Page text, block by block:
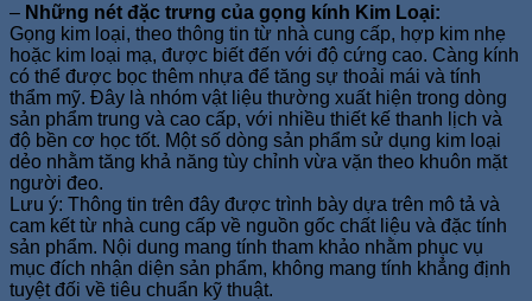
– Những nét đặc trưng của gọng kính Kim Loại:
Gọng kim loại, theo thông tin từ nhà cung cấp, hợp kim nhẹ
hoặc kim loại mạ, được biết đến với độ cứng cao. Càng kính
có thể được bọc thêm nhựa để tăng sự thoải mái và tính
thẩm mỹ. Đây là nhóm vật liệu thường xuất hiện trong dòng
sản phẩm trung và cao cấp, với nhiều thiết kế thanh lịch và
độ bền cơ học tốt. Một số dòng sản phẩm sử dụng kim loại
dẻo nhằm tăng khả năng tùy chỉnh vừa vặn theo khuôn mặt
người đeo.
Lưu ý: Thông tin trên đây được trình bày dựa trên mô tả và
cam kết từ nhà cung cấp về nguồn gốc chất liệu và đặc tính
sản phẩm. Nội dung mang tính tham khảo nhằm phục vụ
mục đích nhận diện sản phẩm, không mang tính khẳng định
tuyệt đối về tiêu chuẩn kỹ thuật.